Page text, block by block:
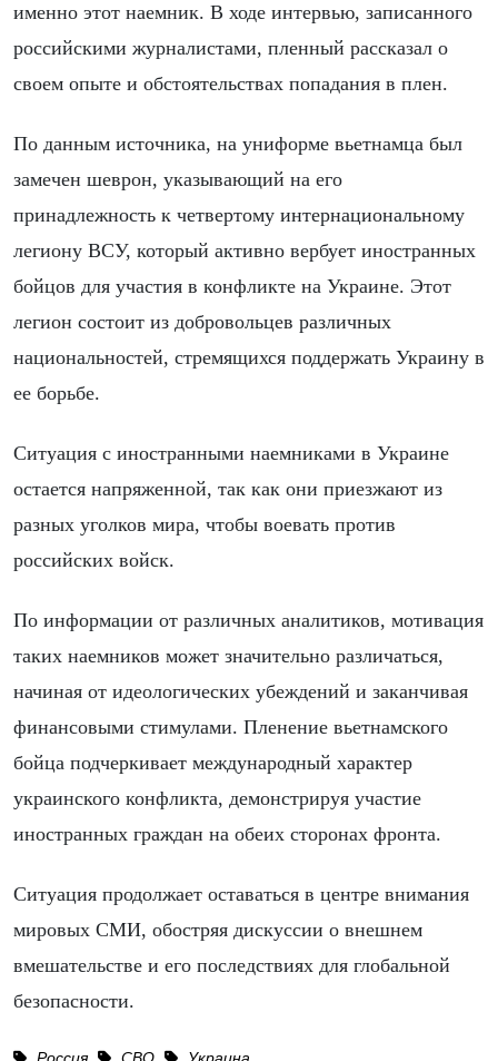
именно этот наемник. В ходе интервью, записанного
российскими журналистами, пленный рассказал о
своем опыте и обстоятельствах попадания в плен.
По данным источника, на униформе вьетнамца был
замечен шеврон, указывающий на его
принадлежность к четвертому интернациональному
легиону ВСУ, который активно вербует иностранных
бойцов для участия в конфликте на Украине. Этот
легион состоит из добровольцев различных
национальностей, стремящихся поддержать Украину в
ее борьбе.
Ситуация с иностранными наемниками в Украине
остается напряженной, так как они приезжают из
разных уголков мира, чтобы воевать против
российских войск.
По информации от различных аналитиков, мотивация
таких наемников может значительно различаться,
начиная от идеологических убеждений и заканчивая
финансовыми стимулами. Пленение вьетнамского
бойца подчеркивает международный характер
украинского конфликта, демонстрируя участие
иностранных граждан на обеих сторонах фронта.
Ситуация продолжает оставаться в центре внимания
мировых СМИ, обостряя дискуссии о внешнем
вмешательстве и его последствиях для глобальной
безопасности.
Россия СВО Украина